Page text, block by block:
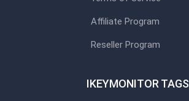
Affiliate Program
Reseller Program
IKEYMONITOR TAGS